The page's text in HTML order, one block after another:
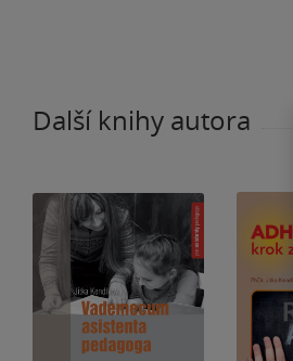
Další knihy autora